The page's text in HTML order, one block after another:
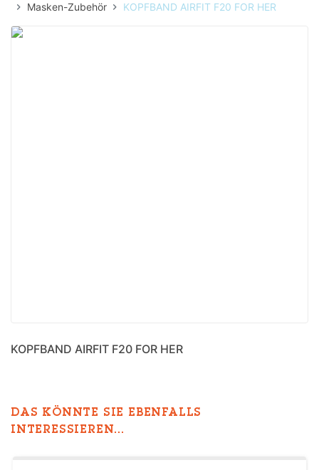
Masken-Zubehör
KOPFBAND AIRFIT F20 FOR HER
KOPFBAND AIRFIT F20 FOR HER
DAS KÖNNTE SIE EBENFALLS
INTERESSIEREN...